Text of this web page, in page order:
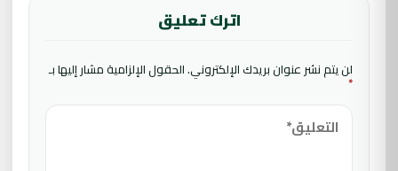
اترك تعليق
لن يتم نشر عنوان بريدك الإلكتروني.الحقول الإلزامية مشار إليها بـ
*